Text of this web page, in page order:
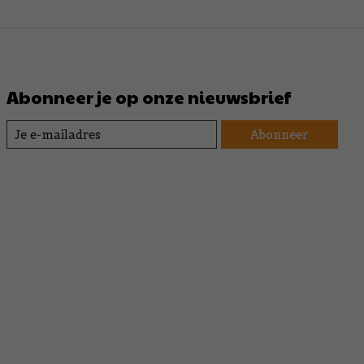
Abonneer je op onze nieuwsbrief
Abonneer